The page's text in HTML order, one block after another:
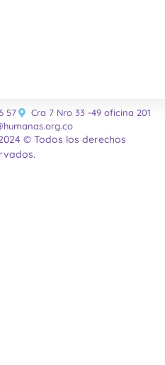
57
Cra 7 Nro 33 -49 oficina 201
© Todos los derechos